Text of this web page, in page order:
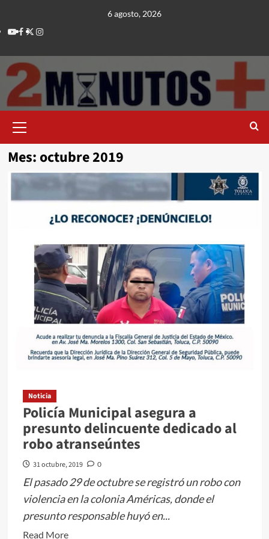
contenido
6 agosto, 2026
Youtube
Facebook
TwitterInstagram
principal
Mes: octubre 2019
Noticia
Policía Municipal asegura a
presunto delincuente dedicado al
robo atranseúntes
31 octubre, 2019 0
El pasado 29 de octubre se registró un robo con
violencia en la colonia Américas, donde el
presunto responsable huyó en...
Read MoreRead